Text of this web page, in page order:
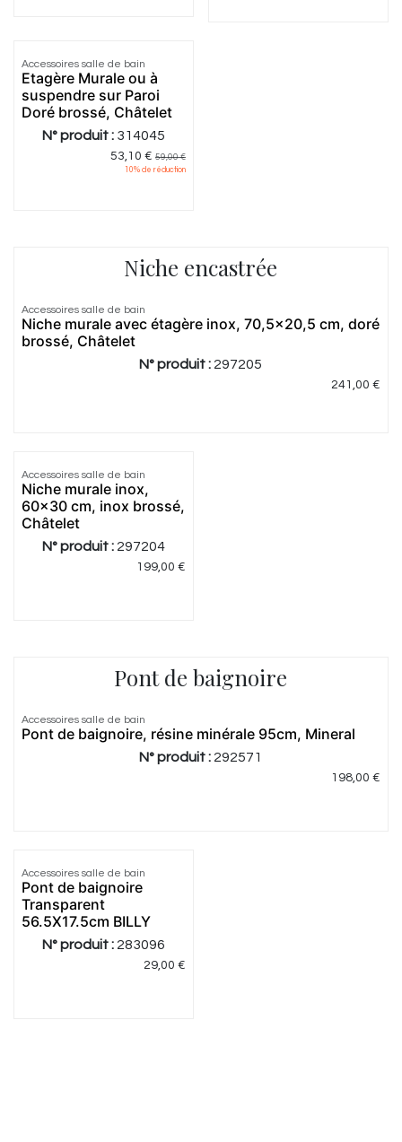
Accessoires salle de bain
Etagère Murale ou à
suspendre sur Paroi
Doré brossé, Châtelet
N° produit : 314045
53,10 € 59,00€
10% de réduction
Niche encastrée
Accessoires salle de bain
Niche murale avec étagère inox, 70,5x20,5 cm, doré
brossé, Châtelet
N° produit : 297205
241,00 €
Accessoires salle de bain
Niche murale inox,
60x30 cm, inox brossé,
Châtelet
N° produit : 297204
199,00 €
Pont de baignoire
Accessoires salle de bain
Pont de baignoire, résine minérale 95cm, Mineral
N° produit : 292571
198,00 €
Accessoires salle de bain
Pont de baignoire
Transparent
56.5X17.5cm BILLY
N° produit : 283096
29,00 €